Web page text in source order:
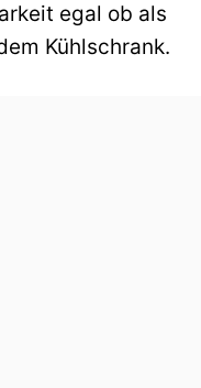
egal ob als
Kühlschrank.